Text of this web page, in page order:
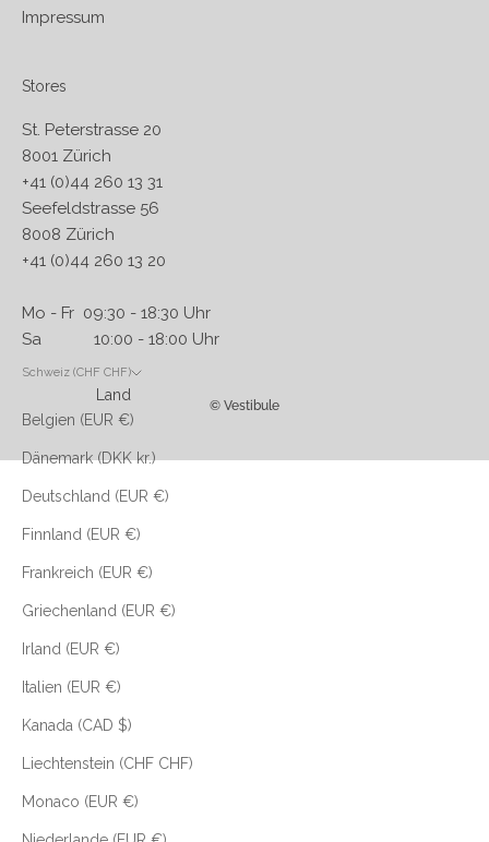
Impressum
Stores
St. Peterstrasse 20
8001 Zürich
+41 (0)44 260 13 31
Seefeldstrasse 56
8008 Zürich
+41 (0)44 260 13 20
Mo - Fr 09:30 - 18:30 Uhr
Sa 10:00 - 18:00 Uhr
Schweiz (CHF CHF)
Land
Belgien (EUR €)
Dänemark (DKK kr.)
Deutschland (EUR €)
Finnland (EUR €)
Frankreich (EUR €)
Griechenland (EUR €)
Irland (EUR €)
Italien (EUR €)
Kanada (CAD $)
Liechtenstein (CHF CHF)
Monaco (EUR €)
© Vestibule